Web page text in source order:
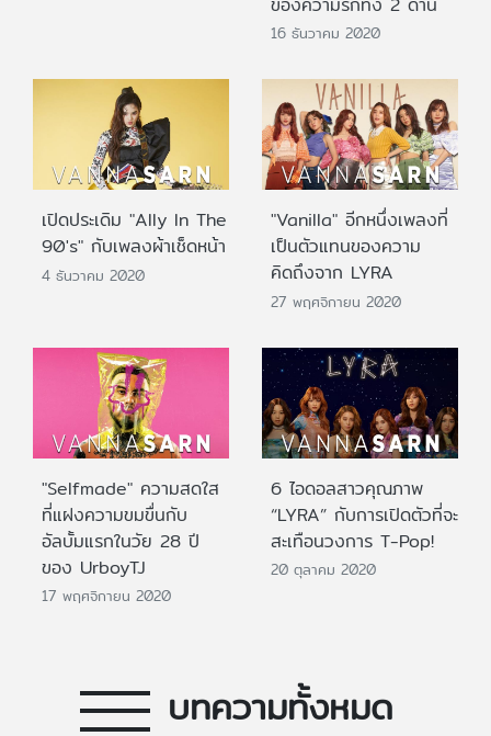
16 ธันวาคม 2020
เปิดประเดิม "Ally In The
90's" กับเพลงผ้าเช็ดหน้า
4 ธันวาคม 2020
"Vanilla" อีกหนึ่งเพลงที่
เป็นตัวแทนของความ
คิดถึงจาก LYRA
27 พฤศจิกายน 2020
"Selfmade" ความสดใส
ที่แฝงความขมขื่นกับ
อัลบั้มแรกในวัย 28 ปี
ของ UrboyTJ
17 พฤศจิกายน 2020
6 ไอดอลสาวคุณภาพ
“LYRA” กับการเปิดตัวที่จะ
สะเทือนวงการ T-Pop!
20 ตุลาคม 2020
บทความทั้งหมด